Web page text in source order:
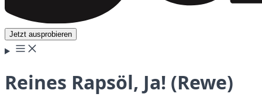
Jetzt ausprobieren
Reines Rapsöl, Ja! (Rewe)